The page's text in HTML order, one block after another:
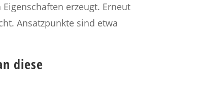
erzeugt. Erneut
Ansatzpunkte sind etwa
diese